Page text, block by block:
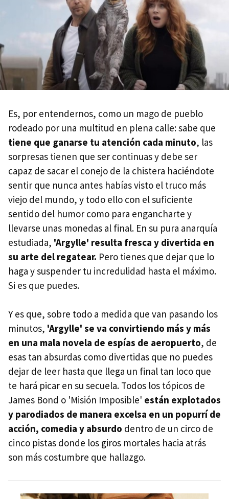
Es, por entendernos, como un mago de pueblo
rodeado por una multitud en plena calle: sabe que
tiene que ganarse tu atención cada minuto, las
sorpresas tienen que ser continuas y debe ser
capaz de sacar el conejo de la chistera haciéndote
sentir que nunca antes habías visto el truco más
viejo del mundo, y todo ello con el suficiente
sentido del humor como para engancharte y
llevarse unas monedas al final. En su pura anarquía
estudiada, 'Argylle' resulta fresca y divertida en
su arte del regatear. Pero tienes que dejar que lo
haga y suspender tu incredulidad hasta el máximo.
Si es que puedes.
Y es que, sobre todo a medida que van pasando los
minutos, 'Argylle' se va convirtiendo más y más
en una mala novela de espías de aeropuerto, de
esas tan absurdas como divertidas que no puedes
dejar de leer hasta que llega un final tan loco que
te hará picar en su secuela. Todos los tópicos de
James Bond o 'Misión Imposible' están explotados
y parodiados de manera excelsa en un popurrí de
acción, comedia y absurdo dentro de un circo de
cinco pistas donde los giros mortales hacia atrás
son más costumbre que hallazgo.